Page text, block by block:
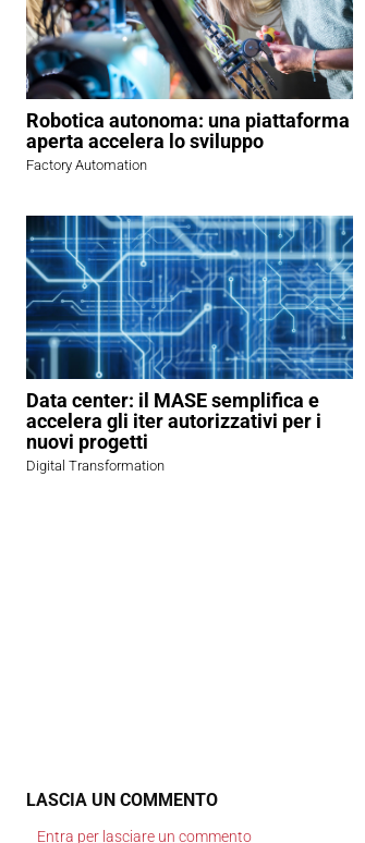
Robotica autonoma: una piattaforma
aperta accelera lo sviluppo
Factory Automation
Data center: il MASE semplifica e
accelera gli iter autorizzativi per i
nuovi progetti
Digital Transformation
LASCIA UN COMMENTO
Entra per lasciare un commento